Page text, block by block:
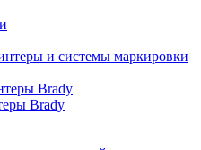
и системы маркировки
Brady
Brady